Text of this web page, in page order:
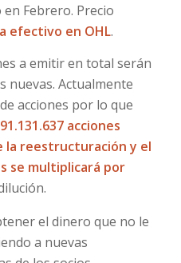
Febrero. Precio
efectivo en OHL.
a emitir en total serán
nuevas. Actualmente
acciones por lo que
acciones
la reestructuración y el
se multiplicará por
el dinero que no le
a nuevas